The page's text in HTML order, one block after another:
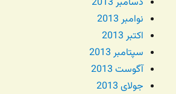
نوامبر 2013
اکتبر 2013
سپتامبر 2013
آگوست 2013
جولای 2013